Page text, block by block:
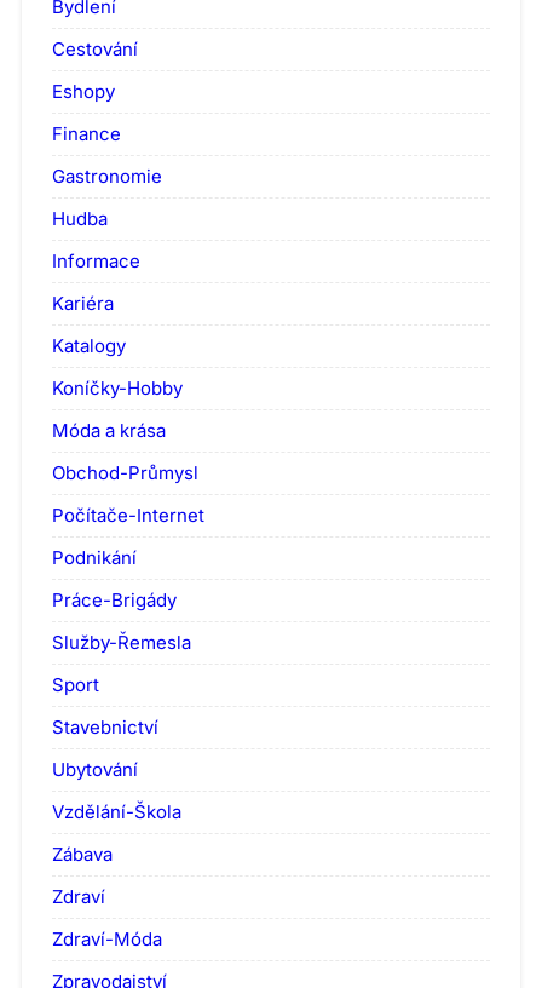
Bydlení
Cestování
Eshopy
Finance
Gastronomie
Hudba
Informace
Kariéra
Katalogy
Koníčky-Hobby
Móda a krása
Obchod-Průmysl
Počítače-Internet
Podnikání
Práce-Brigády
Služby-Řemesla
Sport
Stavebnictví
Ubytování
Vzdělání-Škola
Zábava
Zdraví
Zdraví-Móda
Zpravodajství